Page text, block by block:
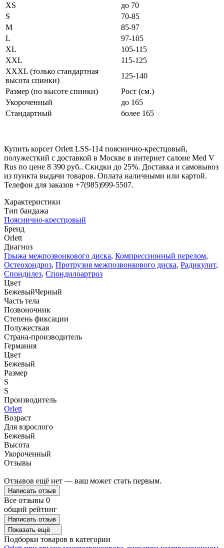
XS
до 70
S
70-85
M
85-97
L
97-105
XL
105-115
XXL
115-125
XXXL (только стандартная
высота спинки)
125-140
Размер (по высоте спинки)
Рост (см.)
Укороченный
до 165
Стандартный
более 165
Купить корсет Orlett LSS-114 пояснично-крестцовый,
полужесткий с доставкой в Москве в интернет салоне Med V
Rus по цене 8 390 руб.. Скидки до 25%. Доставка и самовывоз
из пункта выдачи товаров. Оплата наличными или картой.
Телефон для заказов +7(985)999-5507.
Характеристики
Тип бандажа
Пояснично-крестцовый
Бренд
Orlett
Диагноз
Грыжа межпозвонкового диска, Компрессионный перелом,
Остеохондроз, Протрузия межпозвонкового диска, Радикулит,
Спондилез, Спондилоартроз
Цвет
БежевыйЧерный
Часть тела
Позвоночник
Степень фиксации
Полужесткая
Страна-производитель
Германия
Цвет
Бежевый
Размер
S
S
Производитель
Orlett
Возраст
Для взрослого
Бежевый
Высота
Укороченный
Отзывы
Отзывов ещё нет — ваш может стать первым.
Написать отзыв
Все отзывы 0
общий рейтинг
Написать отзыв
Показать ещё
Подборки товаров в категории